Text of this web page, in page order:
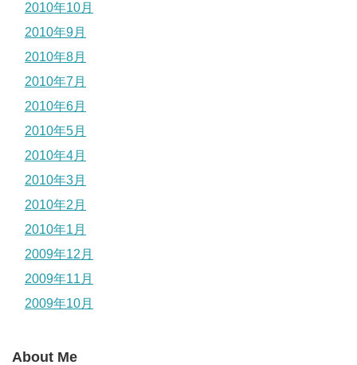
2010年10月
2010年9月
2010年8月
2010年7月
2010年6月
2010年5月
2010年4月
2010年3月
2010年2月
2010年1月
2009年12月
2009年11月
2009年10月
About Me